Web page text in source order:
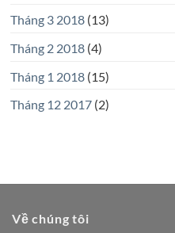
Tháng 3 2018(13)
Tháng 2 2018(4)
Tháng 1 2018(15)
Tháng 12 2017(2)
Về chúng tôi